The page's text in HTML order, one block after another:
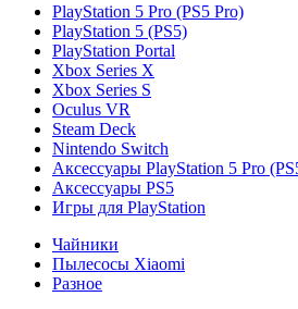
PlayStation 5 Pro (PS5 Pro)
PlayStation 5 (PS5)
PlayStation Portal
Xbox Series X
Xbox Series S
Oculus VR
Steam Deck
Nintendo Switch
Аксессуары PlayStation 5 Pro
Аксессуары PS5
Игры для PlayStation
Чайники
Пылесосы Xiaomi
Разное